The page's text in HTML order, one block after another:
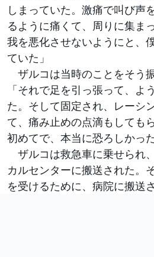
しまっていた。激痛で叫び声
るように痛くて、周りに集ま
我を悪化させないようにと、
ていた」
ザルコは当時のことをそう振
「それで足を引っ張って、よ
た。そして固定され、レーシ
て、痛み止めの点滴もしても
初めてで、本当に恐ろしかった
ザルコは救急車に乗せられ
カルセンターに搬送された。
を受けるために、病院に搬送さ